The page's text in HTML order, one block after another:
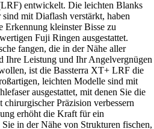
entwickelt. Die leichten Blanks
mit Diaflash verstärkt, haben
Erkennung kleinster Bisse zu
Fuji Ringen ausgestattet.
fangen, die in der Nähe aller
Ihre Leistung und Ihr Angelvergnügen
ist die Bassterra XT+ LRF die
leichten Modelle sind mit
ausgestattet, mit denen Sie die
Präzision verbessern
erhöht die Kraft für ein
in der Nähe von Strukturen fischen,